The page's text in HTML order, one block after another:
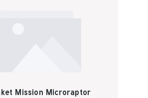
Mission Microraptor